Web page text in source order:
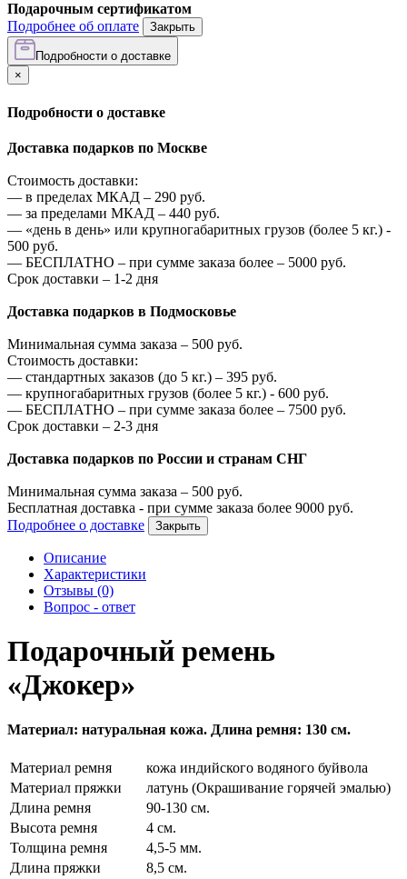
Подарочным сертификатом
Подробнее об оплате
Закрыть
Подробности о доставке
×
Подробности о доставке
Доставка подарков по Москве
Стоимость доставки:
— в пределах МКАД – 290 руб.
— за пределами МКАД – 440 руб.
— «день в день» или крупногабаритных грузов (более 5 кг.) -
500 руб.
— БЕСПЛАТНО – при сумме заказа более – 5000 руб.
Срок доставки – 1-2 дня
Доставка подарков в Подмосковье
Минимальная сумма заказа – 500 руб.
Стоимость доставки:
— стандартных заказов (до 5 кг.) – 395 руб.
— крупногабаритных грузов (более 5 кг.) - 600 руб.
— БЕСПЛАТНО – при сумме заказа более – 7500 руб.
Срок доставки – 2-3 дня
Доставка подарков по России и странам СНГ
Минимальная сумма заказа – 500 руб.
Бесплатная доставка - при сумме заказа более 9000 руб.
Подробнее о доставке
Закрыть
Описание
Характеристики
Отзывы (0)
Вопрос - ответ
Подарочный ремень
«Джокер»
Материал: натуральная кожа. Длина ремня: 130 см.
Материал ремня
кожа индийского водяного буйвола
Материал пряжки
латунь (Окрашивание горячей эмалью)
Длина ремня
90-130 см.
Высота ремня
4 см.
Толщина ремня
4,5-5 мм.
Длина пряжки
8,5 см.